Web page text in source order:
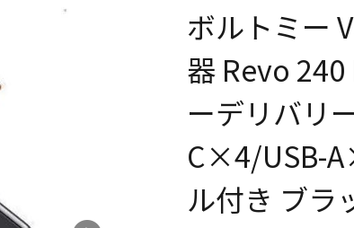
ボルトミー
器 Revo 240
ーデリバリ
C×4/USB-
ル付き ブラ